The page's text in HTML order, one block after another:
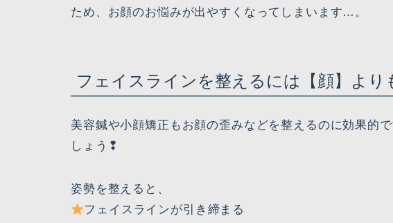
ため、お顔のお悩みが出やすくなってしまいます…。
フェイスラインを整えるには【顔】より
美容鍼や小顔矯正もお顔の歪みなどを整えるのに効果的
しょう❢
姿勢を整えると、
フェイスラインが引き締まる